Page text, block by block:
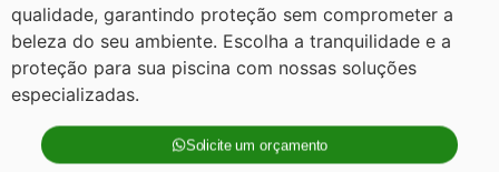
qualidade, garantindo proteção sem comprometer a
beleza do seu ambiente. Escolha a tranquilidade e a
proteção para sua piscina com nossas soluções
especializadas.
Solicite um orçamento